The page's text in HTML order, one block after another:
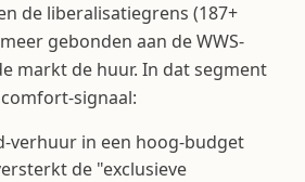
de liberalisatiegrens (187+
gebonden aan de WWS-
markt de huur. In dat segment
signaal:
verhuur in een hoog-budget
de "exclusieve